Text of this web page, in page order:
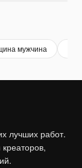
мужчина
лучших работ.